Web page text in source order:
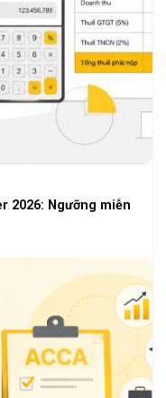
2026: Ngưỡng miễn